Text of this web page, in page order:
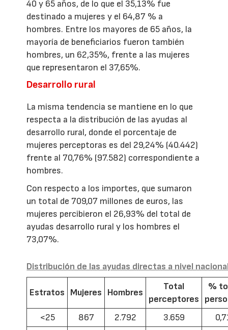
40 y 65 años, de lo que el 35,13% fue
destinado a mujeres y el 64,87 % a
hombres. Entre los mayores de 65 años, la
mayoría de beneficiarios fueron también
hombres, un 62,35%, frente a las mujeres
que representaron el 37,65%.
Desarrollo rural
La misma tendencia se mantiene en lo que
respecta a la distribución de las ayudas al
desarrollo rural, donde el porcentaje de
mujeres perceptoras es del 29,24% (40.442)
frente al 70,76% (97.582) correspondiente a
hombres.
Con respecto a los importes, que sumaron
un total de 709,07 millones de euros, las
mujeres percibieron el 26,93% del total de
ayudas desarrollo rural y los hombres el
73,07%.
Distribución de las ayudas directas a nivel
Estratos Mujeres Hombres
Total
perceptores
%
<25
867 2.792 3.659